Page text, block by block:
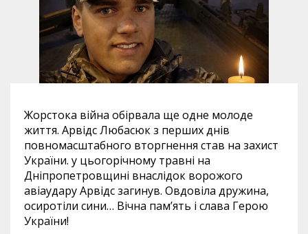
Жорстока війна обірвала ще одне молоде
життя. Арвідс Любасюк з перших днів
повномасштабного вторгнення став на захист
України. у цьогорічному травні на
Дніпропетровщині внаслідок ворожого
авіаудару Арвідс загинув. Овдовіла дружина,
осиротіли сини… Вічна пам’ять і слава Герою
України!